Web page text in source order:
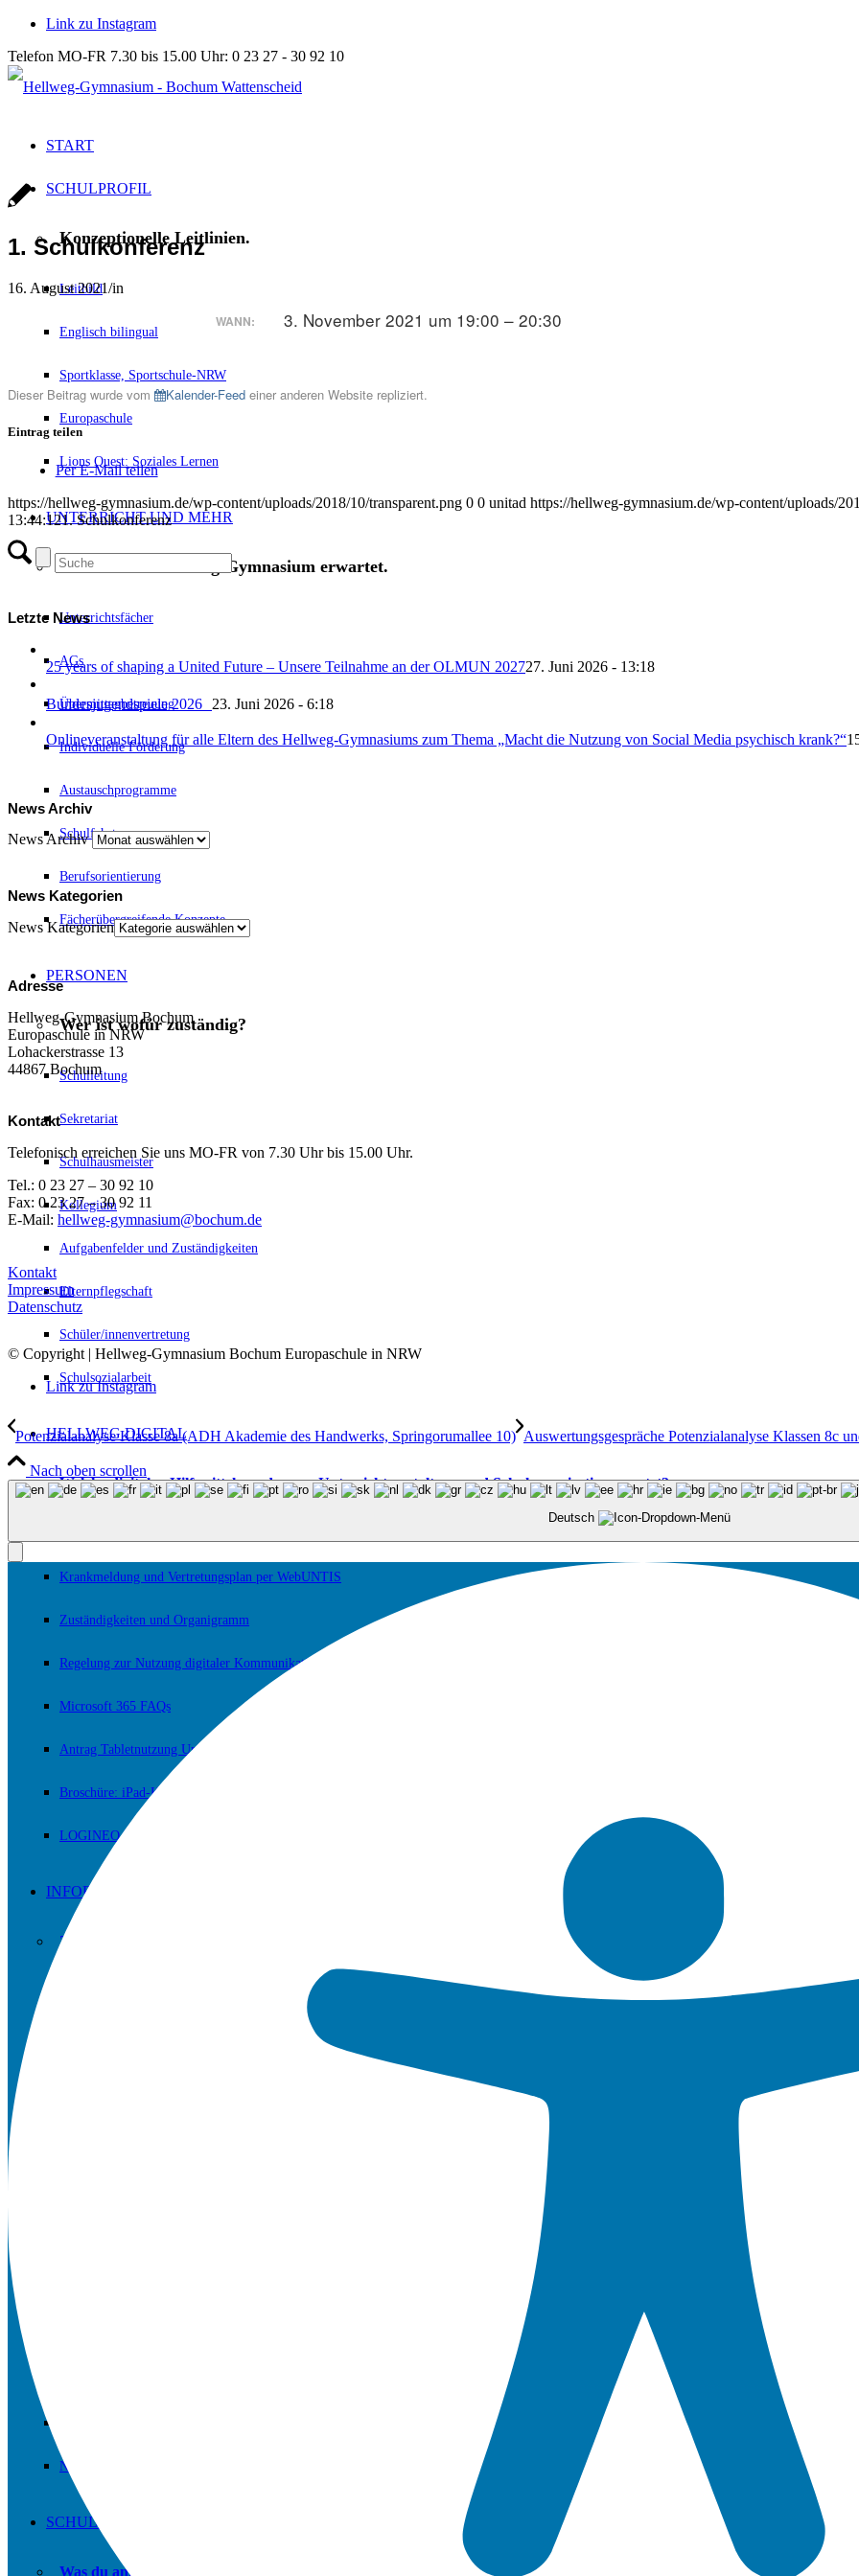
Link zu Instagram
Telefon MO-FR 7.30 bis 15.00 Uhr: 0 23 27 - 30 92 10
START
SCHULPROFIL
Konzeptionelle Leitlinien.
Leitbild
Englisch bilingual
Sportklasse, Sportschule-NRW
Europaschule
Lions Quest: Soziales Lernen
UNTERRICHT UND MEHR
Was dich am Hellweg-Gymnasium erwartet.
Unterrichtsfächer
AGs
Übermittagbetreuung
Individuelle Förderung
Austauschprogramme
Schulfahrten
Berufsorientierung
Fächerübergreifende Konzepte
PERSONEN
Wer ist wofür zuständig?
Schulleitung
Sekretariat
Schulhausmeister
Kollegium
Aufgabenfelder und Zuständigkeiten
Elternpflegschaft
Schüler/innenvertretung
Schulsozialarbeit
HELLWEG DIGITAL
Welche digitalen Hilfsmittel werden zur Unterrichtsgestaltung und Schulorganisation genutzt?
Krankmeldung und Vertretungsplan per WebUNTIS
Zuständigkeiten und Organigramm
Regelung zur Nutzung digitaler Kommunikationsgeräte
Microsoft 365 FAQs
Antrag Tabletnutzung Unterricht
Broschüre: iPad-Klassen
LOGINEO NRW
INFORMATIONEN
Zum Nachlesen und/oder Downloaden.
Newsletter
SCHULE UND MEHR
Was du am Hellweg-Gymnasium machen kannst.
1. Schulkonferenz
16. August 2021/in
WANN: 3. November 2021 um 19:00 – 20:30
Dieser Beitrag wurde vom Kalender-Feed einer anderen Website repliziert.
Eintrag teilen
Per E-Mail teilen
https://hellweg-gymnasium.de/wp-content/uploads/2018/10/transparent.png 0 0 unitad https://hellweg-gymnasium.de/wp-content/uploads/
13:44:121. Schulkonferenz
Letzte News
25 years of shaping a United Future – Unsere Teilnahme an der OLMUN 202727. Juni 2026 - 13:18
Bundesjugendspiele 2026 23. Juni 2026 - 6:18
Onlineveranstaltung für alle Eltern des Hellweg-Gymnasiums zum Thema „Macht die Nutzung von Social Media psychisch krank?“
News Archiv
News Archiv
News Kategorien
News Kategorien
Adresse
Hellweg-Gymnasium Bochum
Europaschule in NRW
Lohackerstrasse 13
44867 Bochum
Kontakt
Telefonisch erreichen Sie uns MO-FR von 7.30 Uhr bis 15.00 Uhr.
Tel.: 0 23 27 – 30 92 10
Fax: 0 23 27 – 30 92 11
E-Mail: hellweg-gymnasium@bochum.de
Kontakt
Impressum
Datenschutz
© Copyright | Hellweg-Gymnasium Bochum Europaschule in NRW
Link zu Instagram
Potenzialanalyse Klasse 8a (ADH Akademie des Handwerks, Springorumallee 10) Auswertungsgespräche Potenzialanalyse Klassen 8c
Nach oben scrollen
Deutsch